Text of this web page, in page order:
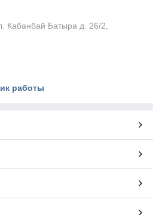
Кабанбай Батыра д. 26/2,
работы